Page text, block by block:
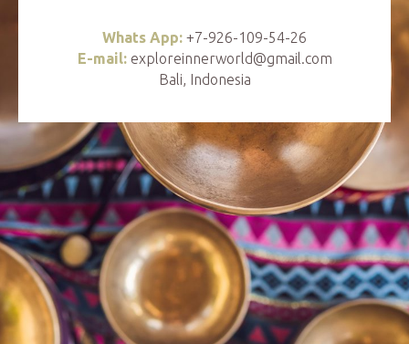
Whats App: +7-926-109-54-26
E-mail: exploreinnerworld@gmail.com
Bali, Indonesia